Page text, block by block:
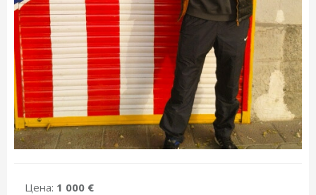
Цена: 1 000 €